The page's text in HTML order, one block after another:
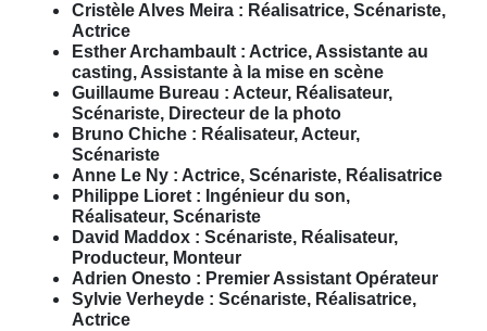
Cristèle Alves Meira : Réalisatrice, Scénariste,
Actrice
Esther Archambault : Actrice, Assistante au
casting, Assistante à la mise en scène
Guillaume Bureau : Acteur, Réalisateur,
Scénariste, Directeur de la photo
Bruno Chiche : Réalisateur, Acteur,
Scénariste
Anne Le Ny : Actrice, Scénariste, Réalisatrice
Philippe Lioret : Ingénieur du son,
Réalisateur, Scénariste
David Maddox : Scénariste, Réalisateur,
Producteur, Monteur
Adrien Onesto : Premier Assistant Opérateur
Sylvie Verheyde : Scénariste, Réalisatrice,
Actrice